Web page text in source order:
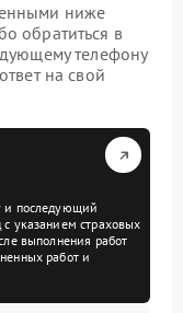
ниже
обратиться в
телефону
на свой
и последующий
с указанием страховых
выполнения работ
работ и